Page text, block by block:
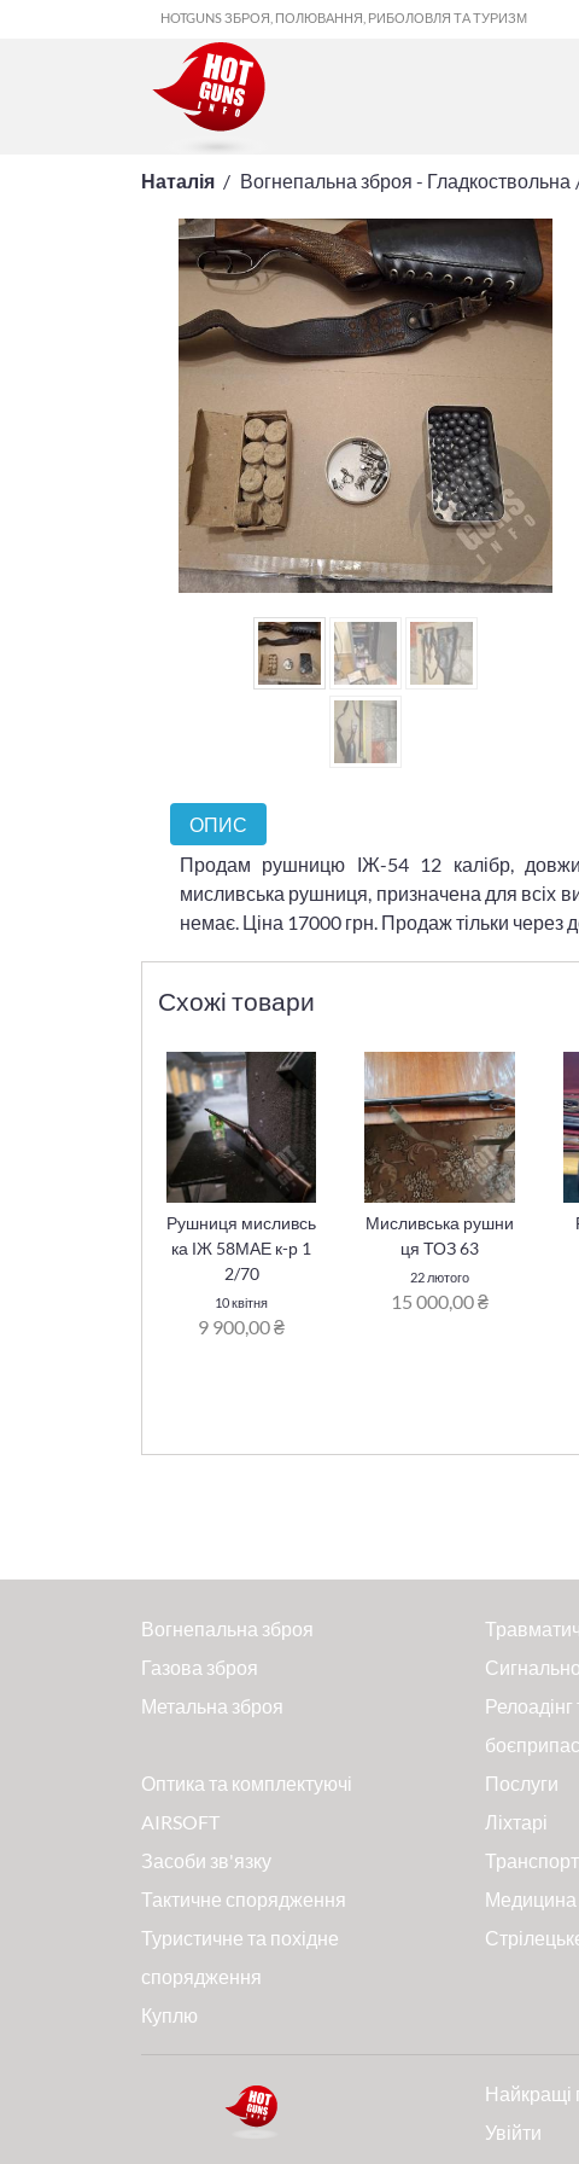
HOTGUNS ЗБРОЯ, ПОЛЮВАННЯ, РИБОЛОВЛЯ ТА ТУРИЗМ
Наталія Вогнепальна зброя - Гладкоствольна
ОПИС
Продам рушницю ІЖ-54 12 калібр,
мисливська рушниця, призначена для всіх
немає. Ціна 17000 грн. Продаж тільки
Схожі товари
Рушниця мисливсь
ка ІЖ 58МАЕ к-р 1
2/70
10 квітня
9 900,00 ₴
Мисливська рушни
ця ТОЗ 63
22 лютого
15 000,00 ₴
Вогнепальна зброя
Газова зброя
Метальна зброя
Оптика та комплектуючі Послуги
AIRSOFT
Ліхтарі
Засоби зв'язку
Тактичне спорядження
Медицина
Туристичне та похідне
спорядження
Куплю
Найкращі
Увійти